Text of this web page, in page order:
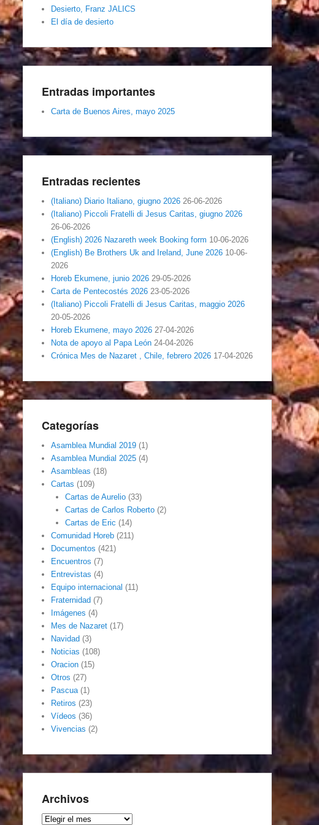
Desierto, Franz JALICS
El día de desierto
Entradas importantes
Carta de Buenos Aires, mayo 2025
Entradas recientes
(Italiano) Diario Italiano, giugno 2026 26-06-2026
(Italiano) Piccoli Fratelli di Jesus Caritas, giugno 2026
26-06-2026
(English) 2026 Nazareth week Booking form 10-06-2026
(English) Be Brothers Uk and Ireland, June 2026 10-06-
2026
Horeb Ekumene, junio 2026 29-05-2026
Carta de Pentecostés 2026 23-05-2026
(Italiano) Piccoli Fratelli di Jesus Caritas, maggio 2026
20-05-2026
Horeb Ekumene, mayo 2026 27-04-2026
Nota de apoyo al Papa León 24-04-2026
Crónica Mes de Nazaret , Chile, febrero 2026 17-04-2026
Categorías
Asamblea Mundial 2019 (1)
Asamblea Mundial 2025 (4)
Asambleas (18)
Cartas (109)
Cartas de Aurelio(33)
Cartas de Carlos Roberto(2)
Cartas de Eric (14)
Comunidad Horeb (211)
Documentos (421)
Encuentros (7)
Entrevistas (4)
Equipo internacional (11)
Fraternidad (7)
Imágenes (4)
Mes de Nazaret (17)
Navidad (3)
Noticias (108)
Oracion (15)
Otros (27)
Pascua(1)
Retiros (23)
Vídeos (36)
Vivencias (2)
Archivos
Archivos